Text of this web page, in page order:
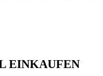
EINKAUFEN